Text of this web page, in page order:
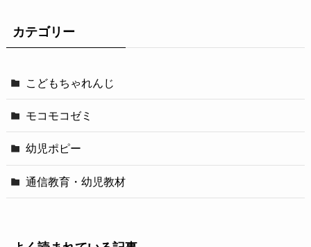
カテゴリー
こどもちゃれんじ
モコモコゼミ
幼児ポピー
通信教育・幼児教材